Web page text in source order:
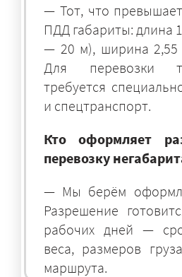
— Тот, что
ПДД габариты: длина
— 20 м), ширина 2,55
Для перевозки
требуется
и спецтранспорт.
Кто оформляет
перевозку
— Мы берём
Разрешение
рабочих дней —
веса, размеров
маршрута.